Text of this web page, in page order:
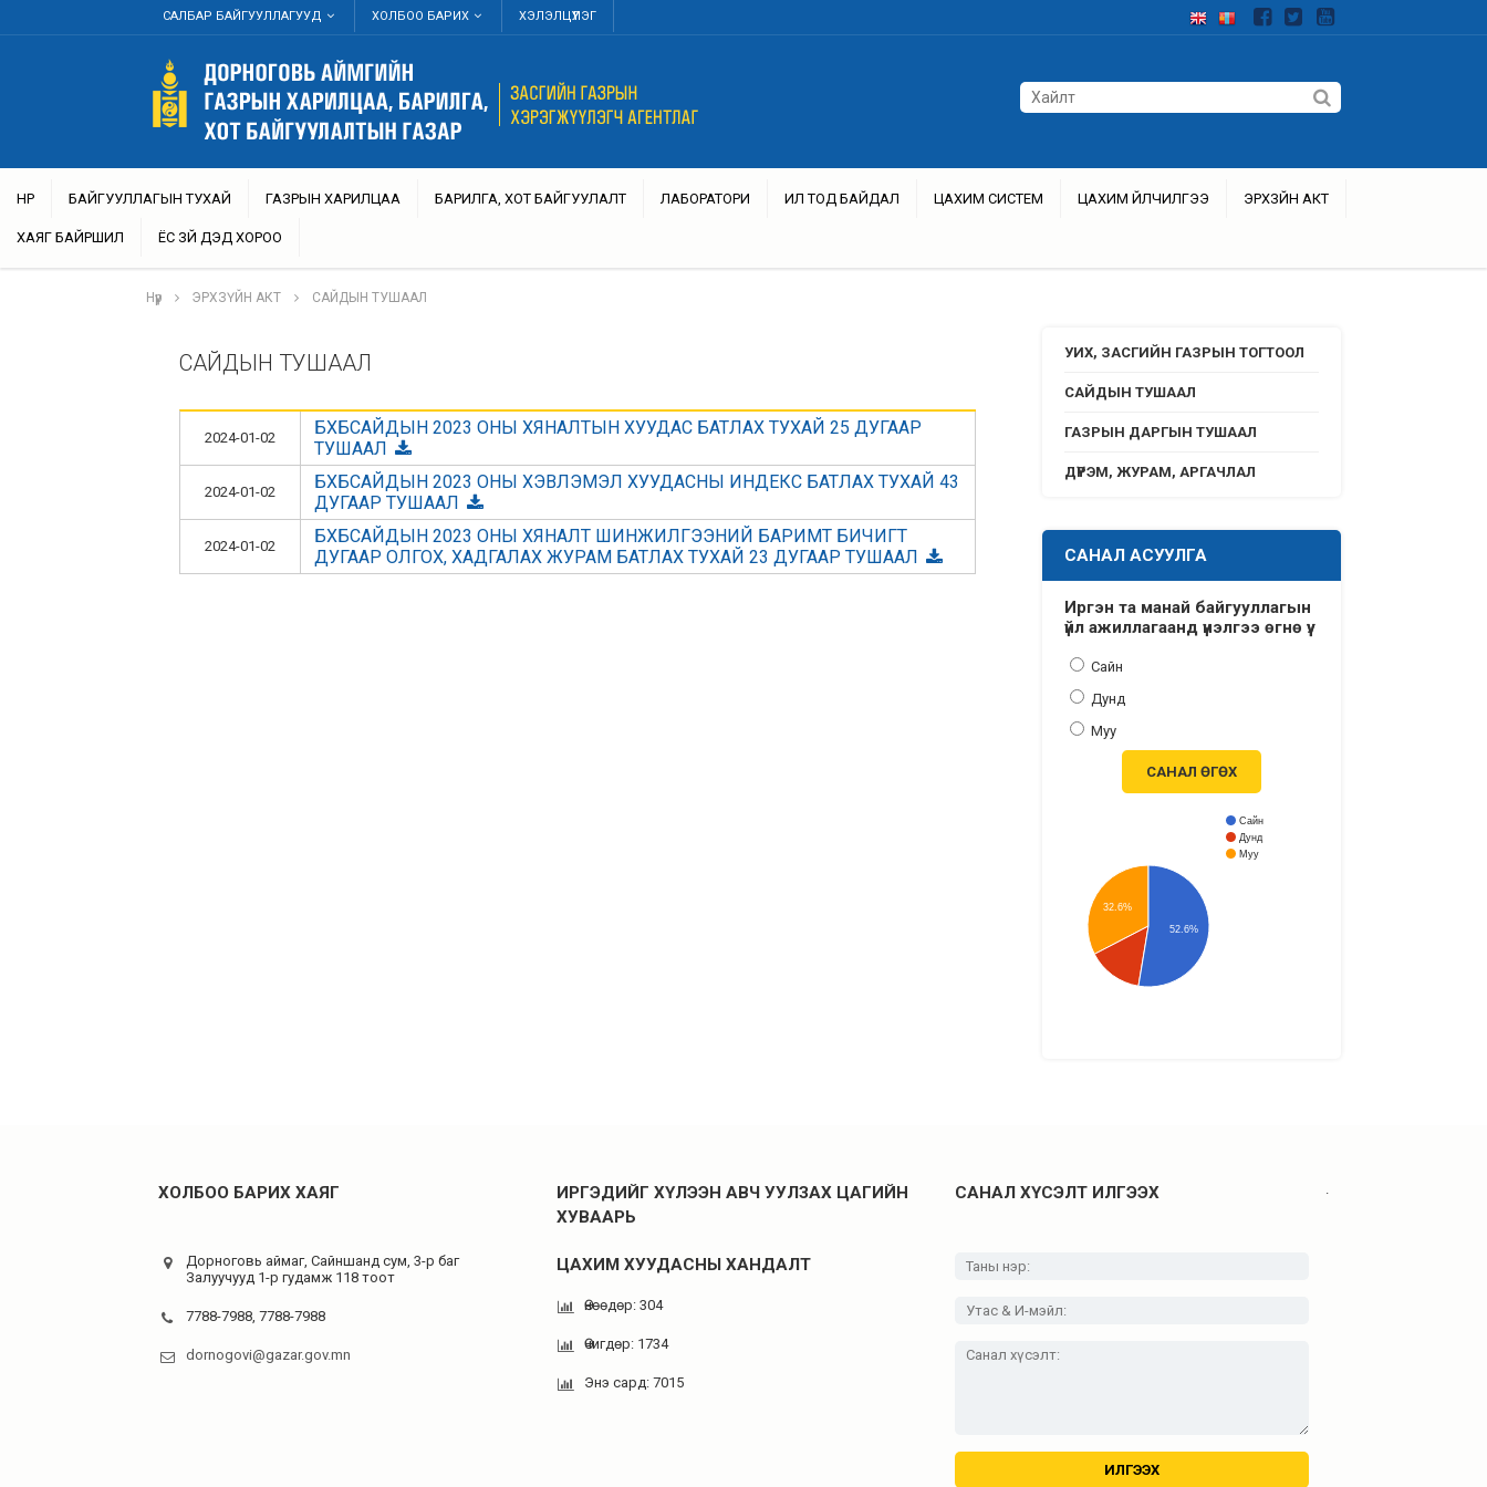
САЛБАР БАЙГУУЛЛАГУУД ХОЛБОО БАРИХ ХЭЛЭЛЦҮҮЛЭГ
НҮҮР БАЙГУУЛЛАГЫН ТУХАЙ ГАЗРЫН ХАРИЛЦАА БАРИЛГА, ХОТ БАЙГУУЛАЛТ ЛАБОРАТОРИ ИЛ ТОД БАЙДАЛ ЦАХИМ СИСТЕМ ЦАХИМ ҮЙЛЧИЛГЭЭ ЭРХЗҮЙН АКТ
ХАЯГ БАЙРШИЛ ЁС ЗҮЙ ДЭД ХОРОО
Нүүр ЭРХЗҮЙН АКТ САЙДЫН ТУШААЛ
САЙДЫН ТУШААЛ
2024-01-02
БХБСАЙДЫН 2023 ОНЫ ХЯНАЛТЫН ХУУДАС БАТЛАХ ТУХАЙ 25 ДУГААР
ТУШААЛ
2024-01-02
БХБСАЙДЫН 2023 ОНЫ ХЭВЛЭМЭЛ ХУУДАСНЫ ИНДЕКС БАТЛАХ ТУХАЙ 43
ДУГААР ТУШААЛ
2024-01-02
БХБСАЙДЫН 2023 ОНЫ ХЯНАЛТ ШИНЖИЛГЭЭНИЙ БАРИМТ БИЧИГТ
ДУГААР ОЛГОХ, ХАДГАЛАХ ЖУРАМ БАТЛАХ ТУХАЙ 23 ДУГААР ТУШААЛ
УИХ, ЗАСГИЙН ГАЗРЫН ТОГТООЛ
САЙДЫН ТУШААЛ
ГАЗРЫН ДАРГЫН ТУШААЛ
ДҮРЭМ, ЖУРАМ, АРГАЧЛАЛ
САНАЛ АСУУЛГА
Иргэн та манай байгууллагын
үйл ажиллагаанд үнэлгээ өгнө үү.
Сайн
Дунд
Муу
САНАЛ ӨГӨХ
Сайн
Дунд
Муу
32.6%
52.6%
ХОЛБОО БАРИХ ХАЯГ
Дорноговь аймаг, Сайншанд сум, 3-р баг
Залуучууд 1-р гудамж 118 тоот
7788-7988, 7788-7988
dornogovi@gazar.gov.mn
ИРГЭДИЙГ ХҮЛЭЭН АВЧ УУЛЗАХ ЦАГИЙН
ХУВААРЬ
ЦАХИМ ХУУДАСНЫ ХАНДАЛТ
Өнөөдөр: 304
Өчигдөр: 1734
Энэ сард: 7015
САНАЛ ХҮСЭЛТ ИЛГЭЭХ .